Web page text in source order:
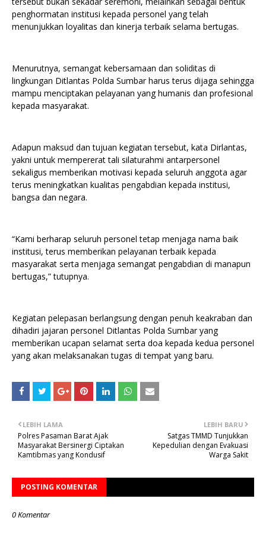
penghormatan institusi kepada personel yang telah
menunjukkan loyalitas dan kinerja terbaik selama bertugas.
Menurutnya, semangat kebersamaan dan soliditas di
lingkungan Ditlantas Polda Sumbar harus terus dijaga sehingga
mampu menciptakan pelayanan yang humanis dan profesional
kepada masyarakat.
Adapun maksud dan tujuan kegiatan tersebut, kata Dirlantas,
yakni untuk mempererat tali silaturahmi antarpersonel
sekaligus memberikan motivasi kepada seluruh anggota agar
terus meningkatkan kualitas pengabdian kepada institusi,
bangsa dan negara.
“Kami berharap seluruh personel tetap menjaga nama baik
institusi, terus memberikan pelayanan terbaik kepada
masyarakat serta menjaga semangat pengabdian di manapun
bertugas,” tutupnya.
Kegiatan pelepasan berlangsung dengan penuh keakraban dan
dihadiri jajaran personel Ditlantas Polda Sumbar yang
memberikan ucapan selamat serta doa kepada kedua personel
yang akan melaksanakan tugas di tempat yang baru.
LEBIH BARU
Satgas TMMD Tunjukkan
Kepedulian dengan Evakuasi
Warga Sakit
LEBIH LAMA
Polres Pasaman Barat Ajak
Masyarakat Bersinergi Ciptakan
Kamtibmas yang Kondusif
POSTING KOMENTAR
0 Komentar